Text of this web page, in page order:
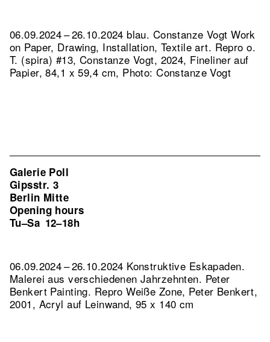
06.09.2024 – 26.10.2024 blau. Constanze Vogt Work
on Paper, Drawing, Installation, Textile art. Repro o.
T. (spira) #13, Constanze Vogt, 2024, Fineliner auf
Papier, 84,1 x 59,4 cm, Photo: Constanze Vogt
Galerie Poll
Gipsstr. 3
Berlin Mitte
Opening hours
Tu–Sa 12–18h
06.09.2024 – 26.10.2024 Konstruktive Eskapaden.
Malerei aus verschiedenen Jahrzehnten. Peter
Benkert Painting. Repro Weiße Zone, Peter Benkert,
2001, Acryl auf Leinwand, 95 x 140 cm